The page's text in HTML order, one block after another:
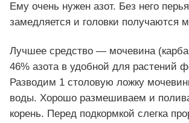
Ему очень нужен азот. Без него
замедляется и головки получаются
Лучшее средство — мочевина
46% азота в удобной для растений
Разводим 1 столовую ложку
воды. Хорошо размешиваем и
корень. Перед подкормкой слегка